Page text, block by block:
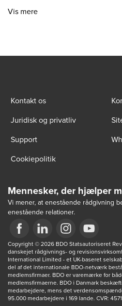
Vis mere
Kontakt os
Juridisk og privatliv
Support
Cookiepolitik
Mennesker, der hjælper
Vi mener, at enestående rådgivning
enestående relationer.
Opens in a new window/tab
Opens in a new window/tab
Opens in a new
Opens in a
Copyright © 2026 BDO Statsautoriseret
danskejet rådgivnings- og
International Limited - et UK-baseret
del af det internationale BDO-netværk
medlemsfirmaer. BDO er varemærke for
medlemsfirmaerne. BDO i Danmark
medarbejdere, mens det
95.000 medarbejdere i 169 lande. CVR: